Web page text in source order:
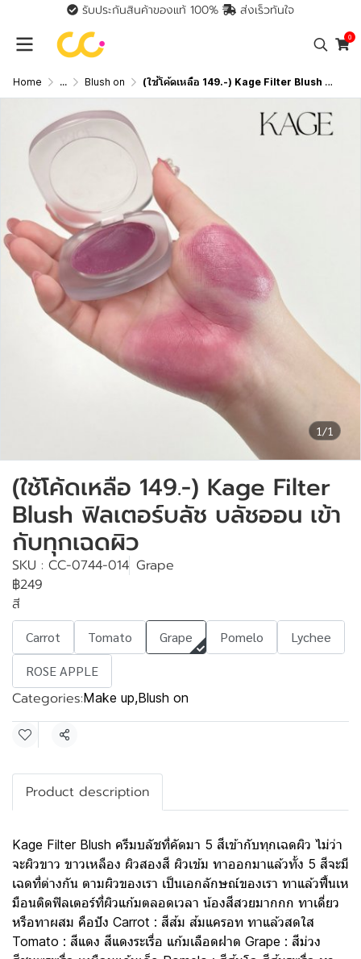
รับประกันสินค้าของแท้ 100% ส่งเร็วทันใจ
0
Home ... Blush on (ใช้โค้ดเหลือ 149.-) Kage Filter Blush ฟิลเตอร์บลัช บลัชออน เข้ากับทุกเฉดผิว
1/1
(ใช้โค้ดเหลือ 149.-) Kage Filter
Blush ฟิลเตอร์บลัช บลัชออน เข้า
กับทุกเฉดผิว
SKU : CC-0744-014 Grape
฿249
สี
Carrot Tomato Grape Pomelo
Lychee
ROSE APPLE
Categories:Make up,Blush on
Share
Product description
Kage Filter Blush ครีมบลัชที่คัดมา 5 สีเข้ากับทุกเฉดผิว ไม่ว่า
จะผิวขาว ขาวเหลือง ผิวสองสี ผิวเข้ม ทาออกมาแล้วทั้ง 5 สีจะมี
เฉดที่ต่างกัน ตามผิวของเรา เป็นเอกลักษณ์ของเรา ทาแล้วฟื้นเห
มือนติดฟิลเตอร์ที่ผิวแก้มตลอดเวลา น้องสีสวยมากกก ทาเดี่ยว
หรือทาผสม คือปัง Carrot : สีส้ม ส้มแครอท ทาแล้วสดใส
Tomato : สีแดง สีแดงระเรื่อ แก้มเลือดฝาด Grape : สีม่วง